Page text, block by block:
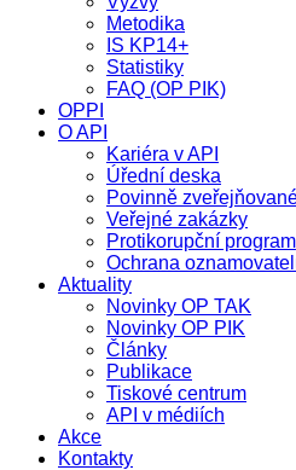
Metodika
IS KP14+
Statistiky
FAQ (OP PIK)
OPPI
O API
Kariéra v API
Úřední deska
Povinně
Veřejné zakázky
Protikorupční program
Ochrana
Aktuality
Novinky OP TAK
Novinky OP PIK
Články
Publikace
Tiskové centrum
API v médiích
Akce
Kontakty